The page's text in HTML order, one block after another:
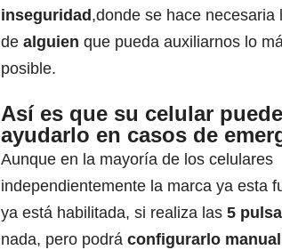
inseguridad ,donde se hace necesaria
de alguien que pueda auxiliarnos lo
posible.
Así es que su celular puede
ayudarlo en casos de
Aunque en la mayoría de los celulares
independientemente la marca ya esta
ya está habilitada, si realiza las 5
nada, pero podrá configurarlo